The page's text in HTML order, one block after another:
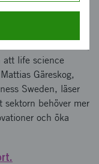
life science
Gäreskog,
Sweden, läser
behöver mer
och öka